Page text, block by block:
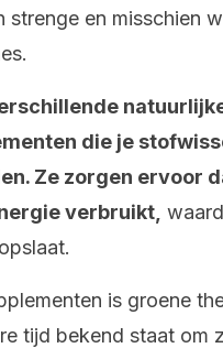
strenge en misschien
die je
Ze zorgen ervoor
verbruikt,
is groene
tijd bekend staat om